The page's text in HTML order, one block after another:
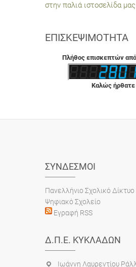
στην παλιά ιστοσελίδα μας
ΕΠΙΣΚΕΨΙΜΌΤΗΤΑ
Πλήθος επισκεπτών
Καλώς ήρθατε
ΣΎΝΔΕΣΜΟΙ
Πανελλήνιο Σχολικό Δίκτυο
Ψηφιακό Σχολείο
Εγραφή RSS
Δ.Π.Ε. ΚΥΚΛΆΔΩΝ
Ιωάννη Λαυρεντίου